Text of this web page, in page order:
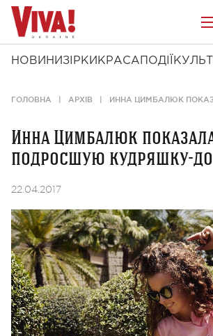
НОВИНИ ЗІРКИ КРАСА ПОДІЇ
ГОЛОВНА АРХІВ ИННА ЦИМБАЛЮК
Инна Цимбалюк
подросшую кудряшку-
22.04.2017